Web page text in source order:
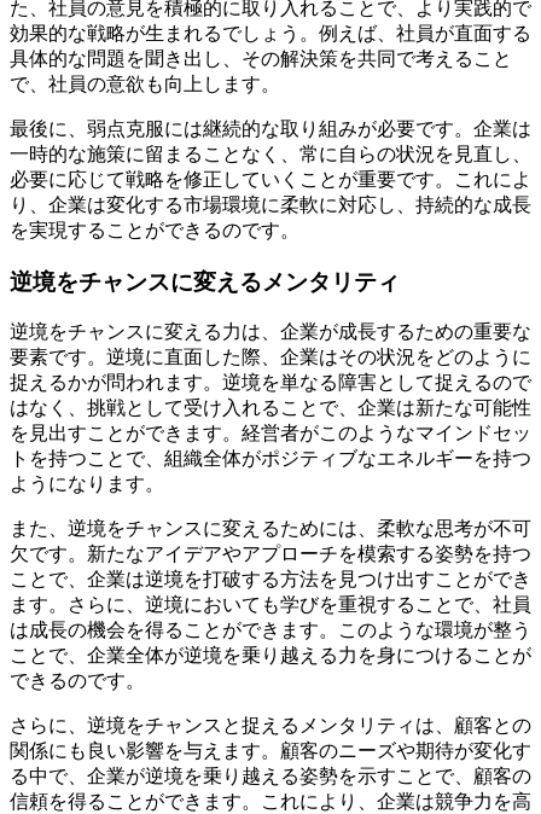
た、社員の意見を積極的に取り入れることで、より実践的で
効果的な戦略が生まれるでしょう。例えば、社員が直面する
具体的な問題を聞き出し、その解決策を共同で考えること
で、社員の意欲も向上します。
最後に、弱点克服には継続的な取り組みが必要です。企業は
一時的な施策に留まることなく、常に自らの状況を見直し、
必要に応じて戦略を修正していくことが重要です。これによ
り、企業は変化する市場環境に柔軟に対応し、持続的な成長
を実現することができるのです。
逆境をチャンスに変えるメンタリティ
逆境をチャンスに変える力は、企業が成長するための重要な
要素です。逆境に直面した際、企業はその状況をどのように
捉えるかが問われます。逆境を単なる障害として捉えるので
はなく、挑戦として受け入れることで、企業は新たな可能性
を見出すことができます。経営者がこのようなマインドセッ
トを持つことで、組織全体がポジティブなエネルギーを持つ
ようになります。
また、逆境をチャンスに変えるためには、柔軟な思考が不可
欠です。新たなアイデアやアプローチを模索する姿勢を持つ
ことで、企業は逆境を打破する方法を見つけ出すことができ
ます。さらに、逆境においても学びを重視することで、社員
は成長の機会を得ることができます。このような環境が整う
ことで、企業全体が逆境を乗り越える力を身につけることが
できるのです。
さらに、逆境をチャンスと捉えるメンタリティは、顧客との
関係にも良い影響を与えます。顧客のニーズや期待が変化す
る中で、企業が逆境を乗り越える姿勢を示すことで、顧客の
信頼を得ることができます。これにより、企業は競争力を高